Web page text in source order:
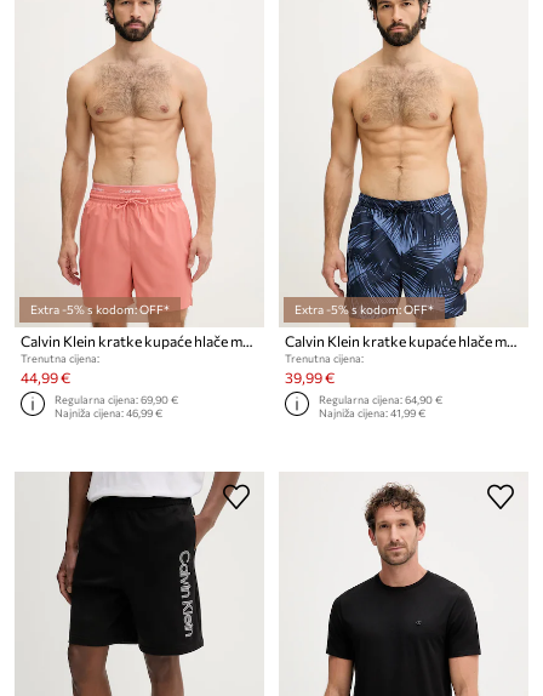
Extra -5% s kodom: OFF*
Calvin Klein kratke kupaće hlače muške
Trenutna cijena:
44,99 €
Regularna cijena:69,90 €
Najniža cijena:46,99 €
Extra -5% s kodom: OFF*
Calvin Klein kratke kupaće hlače muške
Trenutna cijena:
39,99 €
Regularna cijena:64,90 €
Najniža cijena:41,99 €